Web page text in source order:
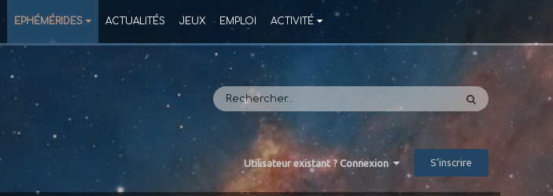
EPHÉMÉRIDES ACTUALITÉS JEUX EMPLOI ACTIVITÉ
Utilisateur existant ? Connexion S’inscrire